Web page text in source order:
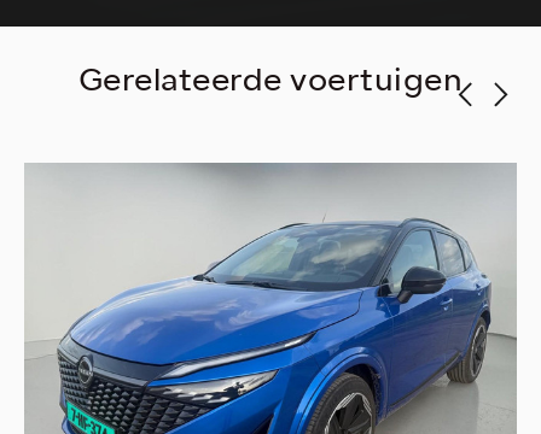
Gerelateerde voertuigen